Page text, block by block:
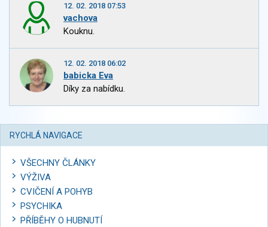
12. 02. 2018 07:53
vachova
Kouknu.
12. 02. 2018 06:02
babicka Eva
Díky za nabídku.
RYCHLÁ NAVIGACE
VŠECHNY ČLÁNKY
VÝŽIVA
CVIČENÍ A POHYB
PSYCHIKA
PŘÍBĚHY O HUBNUTÍ